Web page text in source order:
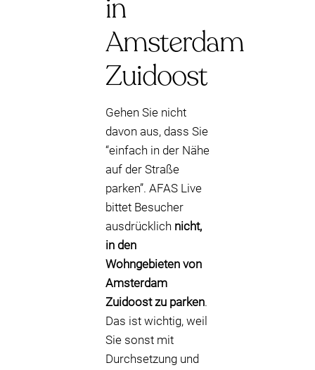
in
Amsterdam
Zuidoost
Gehen Sie nicht
davon aus, dass Sie
“einfach in der Nähe
auf der Straße
parken”. AFAS Live
bittet Besucher
ausdrücklich nicht,
in den
Wohngebieten von
Amsterdam
Zuidoost zu parken.
Das ist wichtig, weil
Sie sonst mit
Durchsetzung und